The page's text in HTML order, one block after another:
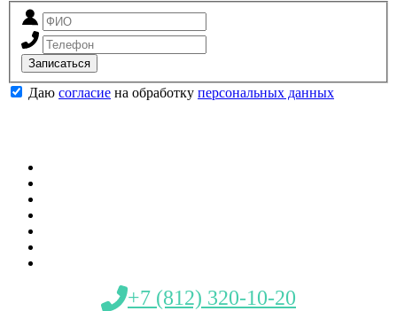
Записаться
Даю согласие на обработку персональных данных
+7 (812) 320-10-20